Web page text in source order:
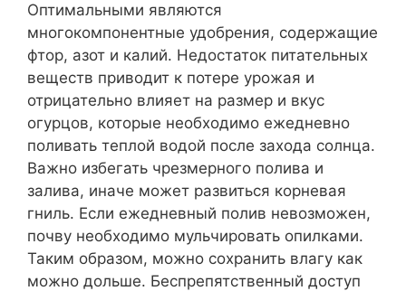
Оптимальными являются
многокомпонентные удобрения, содержащие
фтор, азот и калий. Недостаток питательных
веществ приводит к потере урожая и
отрицательно влияет на размер и вкус
огурцов, которые необходимо ежедневно
поливать теплой водой после захода солнца.
Важно избегать чрезмерного полива и
залива, иначе может развиться корневая
гниль. Если ежедневный полив невозможен,
почву необходимо мульчировать опилками.
Таким образом, можно сохранить влагу как
можно дольше. Беспрепятственный доступ